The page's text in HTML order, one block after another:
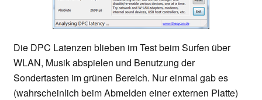
Die DPC Latenzen blieben im Test beim Surfen über
WLAN, Musik abspielen und Benutzung der
Sondertasten im grünen Bereich. Nur einmal gab es
(wahrscheinlich beim Abmelden einer externen Platte)